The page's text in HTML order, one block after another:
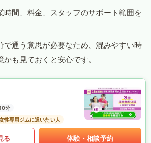
時間、料金、スタッフのサポート範囲を
で通う意思が必要なため、混みやすい時
も見ておくと安心です。
分
性専用ジムに通いたい人
る 体験・相談予約